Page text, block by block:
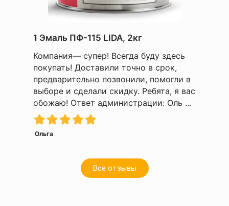
1 Эмаль ПФ-115 LIDA, 2кг
Компания— супер! Всегда буду здесь
покупать! Доставили точно в срок,
предварительно позвонили, помогли в
выборе и сделали скидку. Ребята, я вас
обожаю! Ответ администрации: Оль ...
Ольга
Все отзывы